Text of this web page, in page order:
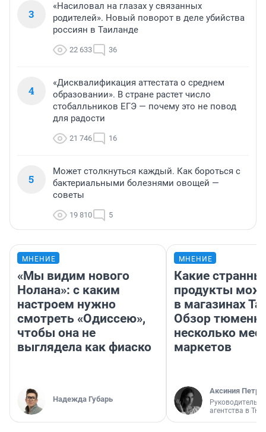
3
«Насиловал на глазах у связанных
родителей». Новый поворот в деле убийства
россиян в Таиланде
22 633 36
4
«Дисквалификация аттестата о среднем
образовании». В стране растет число
стобалльников ЕГЭ — почему это не повод
для радости
21 746 16
5
Может столкнуться каждый. Как бороться с
бактериальными болезнями овощей —
советы
19 810 5
МНЕНИЕ
«Мы видим нового
Нолана»: с каким
настроем нужно
смотреть «Одиссею»,
чтобы она не
выглядела как фиаско
Надежда Губарь
МНЕНИЕ
Какие
продукты
в магазинах
Обзор
несколько
маркетов
Аксиния
Руководитель
агентства в